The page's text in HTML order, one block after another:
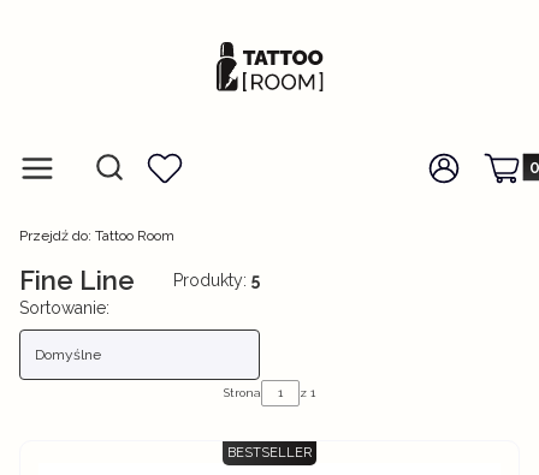
Menu Otwórz wyszukiwarkę
Szukaj Ulubione Zaloguj się
Przejdź do: Tattoo Room
Fine Line Produkty: 5
Lista produktów
Sortowanie:
Domyślne
Strona z 1
BESTSELLER